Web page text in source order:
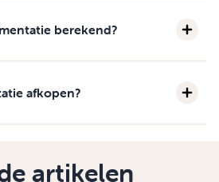
berekend?
afkopen?
artikelen